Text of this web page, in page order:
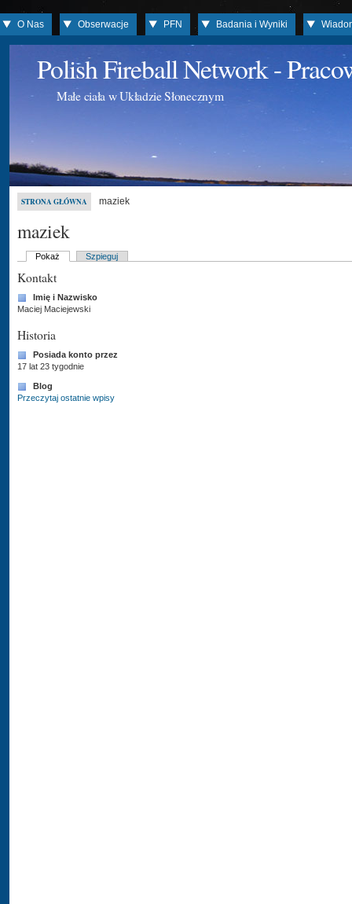
O Nas Obserwacje PFN Badania i Wyniki
Polish Fireball Network -
Małe ciała w Układzie Słonecznym
STRONA GŁÓWNA maziek
maziek
Pokaż Szpieguj
Kontakt
Imię i Nazwisko
Maciej Maciejewski
Historia
Posiada konto przez
17 lat 23 tygodnie
Blog
Przeczytaj ostatnie wpisy